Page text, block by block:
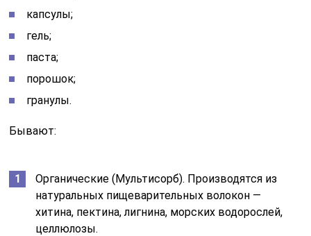
капсулы;
гель;
паста;
порошок;
гранулы.
Бывают:
Органические (Мультисорб). Производятся из
натуральных пищеварительных волокон —
хитина, пектина, лигнина, морских водорослей,
целлюлозы.